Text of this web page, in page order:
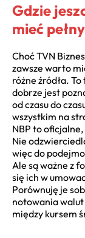
Gdzie
mieć
Choć TVN
zawsze warto
różne źródła.
dobrze jest
od czasu do
wszystkim na
NBP to
Nie
więc do
Ale są ważne z
się ich w
Porównuję je
notowania walut
między kursem